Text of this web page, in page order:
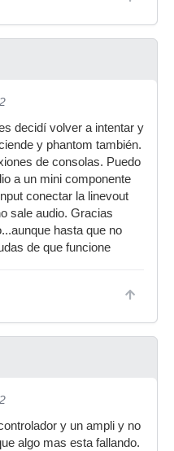
decidí volver a intentar y
y phantom también.
de consolas. Puedo
a un mini componente
conectar la linevout
sale audio. Gracias
hasta que no
de que funcione
y un ampli y no
algo mas esta fallando.